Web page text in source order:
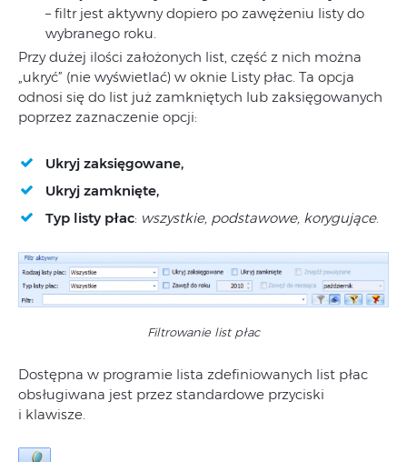
– filtr jest aktywny dopiero po zawężeniu listy do
wybranego roku.
Przy dużej ilości założonych list, część z nich można
„ukryć” (nie wyświetlać) w oknie Listy płac. Ta opcja
odnosi się do list już zamkniętych lub zaksięgowanych
poprzez zaznaczenie opcji:
Ukryj zaksięgowane,
Ukryj zamknięte,
Typ listy płac: wszystkie, podstawowe, korygujące.
Filtrowanie list płac
Dostępna w programie lista zdefiniowanych list płac
obsługiwana jest przez standardowe przyciski
i klawisze.